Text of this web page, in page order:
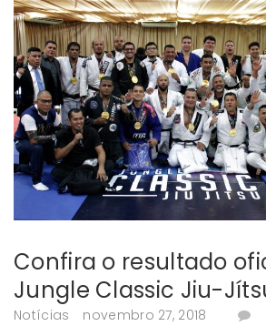
Confira o resultado
Jungle Classic Jiu-
Notícias novembro 27, 2018